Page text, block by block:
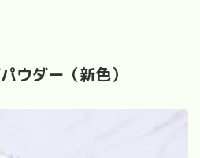
ウダー（新色）